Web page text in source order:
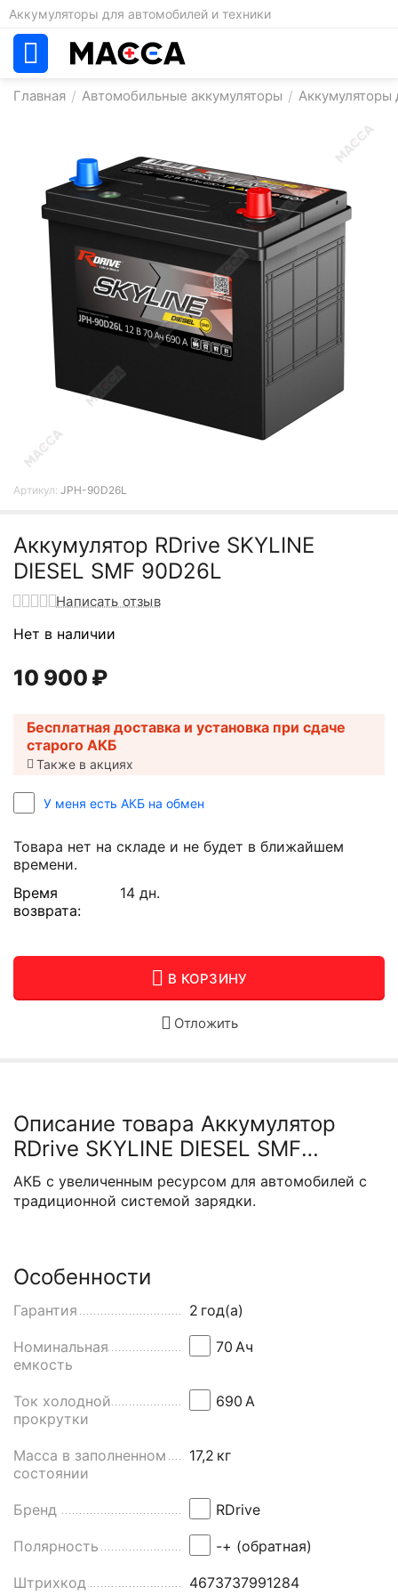
Аккумуляторы для автомобилей и техники
Главная / Автомобильные аккумуляторы / Аккумуляторы
Артикул: JPH-90D26L
Аккумулятор RDrive SKYLINE
DIESEL SMF 90D26L
Написать отзыв
Нет в наличии
10 900 ₽
Бесплатная доставка и установка при сдаче
старого АКБ
Также в акциях
У меня есть АКБ на обмен
Товара нет на складе и не будет в ближайшем
времени.
Время
возврата:
14 дн.
В КОРЗИНУ
Отложить
Описание товара Аккумулятор
RDrive SKYLINE DIESEL SMF
90D26L
АКБ с увеличенным ресурсом для автомобилей с
традиционной системой зарядки.
Особенности
Гарантия 2 год(а)
Номинальная
емкость
70 Aч
Ток холодной
прокрутки
690 А
Масса в заполненном
состоянии
17,2 кг
Бренд RDrive
Полярность -+ (обратная)
Штрихкод 4673737991284